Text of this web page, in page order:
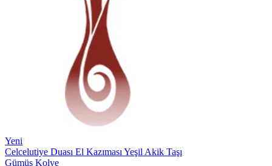
Yeni
Celcelutiye Duası El Kazıması Yeşil Akik Taşı
Gümüş Kolye